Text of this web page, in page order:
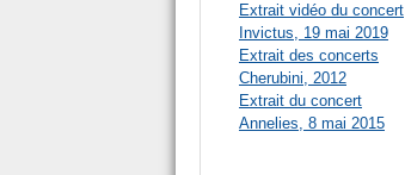
Extrait vidéo du concert
Invictus, 19 mai 2019
Extrait des concerts
Cherubini, 2012
Extrait du concert
Annelies, 8 mai 2015